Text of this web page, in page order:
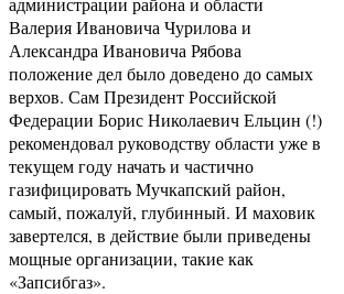
Валерия Ивановича Чурилова и
Александра Ивановича Рябова
положение дел было доведено до самых
верхов. Сам Президент Российской
Федерации Борис Николаевич Ельцин (!)
рекомендовал руководству области уже в
текущем году начать и частично
газифицировать Мучкапский район,
самый, пожалуй, глубинный. И маховик
завертелся, в действие были приведены
мощные организации, такие как
«Запсибгаз».